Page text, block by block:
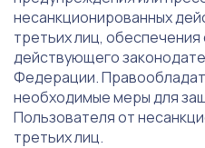
несанкционированных
третьих лиц,
действующего
Федерации.
необходимые меры для
Пользователя от
третьих лиц.